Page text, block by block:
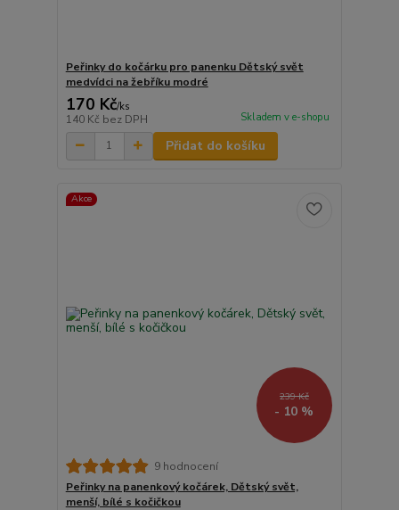
Peřinky do kočárku pro panenku Dětský svět
medvídci na žebříku modré
170 Kč/ks
140 Kč bez DPH Skladem v e-shopu
Přidat do košíku
Akce
239 Kč
- 10 %
9 hodnocení
Peřinky na panenkový kočárek, Dětský svět,
menší, bílé s kočičkou